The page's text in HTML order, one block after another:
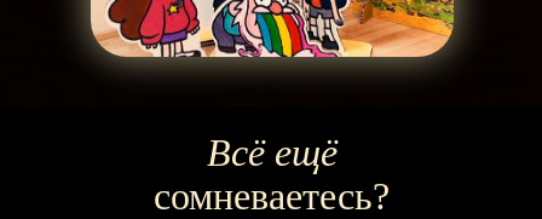
Всё ещё
сомневаетесь?